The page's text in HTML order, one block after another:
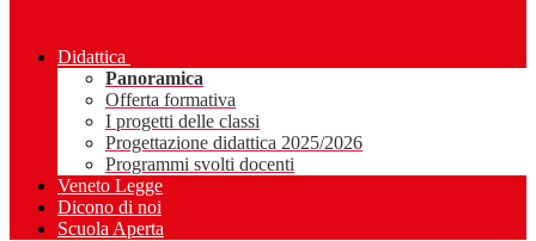
Didattica
Panoramica
Offerta formativa
I progetti delle classi
Progettazione didattica 2025/2026
Programmi svolti docenti
Veneto Legge
Dicono di noi
Scuola Aperta